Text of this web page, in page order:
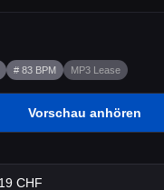
# 83 BPM MP3 Lease
Vorschau anhören